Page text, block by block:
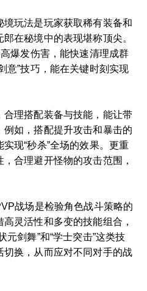
玩法是玩家获取稀有装备和
在秘境中的表现堪称顶尖。
爆发伤害，能快速清理成群
意”技巧，能在关键时刻实现
理搭配装备与技能，能让带
例如，搭配提升攻击和暴击的
现“秒杀”全场的效果。更重
合理避开怪物的攻击范围，
战场是检验角色战斗策略的
灵活性和多变的技能组合，
元剑舞”和“学士突击”这类技
换，从而应对不同对手的战